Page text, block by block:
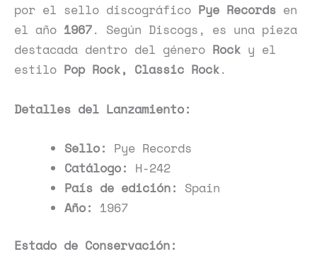
por el sello discográfico Pye Records en
el año 1967. Según Discogs, es una pieza
destacada dentro del género Rock y el
estilo Pop Rock, Classic Rock.
Detalles del Lanzamiento:
Sello: Pye Records
Catálogo: H-242
País de edición: Spain
Año: 1967
Estado de Conservación: